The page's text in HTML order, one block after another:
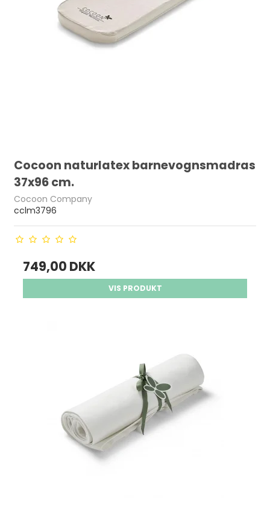
Cocoon naturlatex barnevognsmadras
37x96 cm.
Cocoon Company
cclm3796
749,00 DKK
VIS PRODUKT